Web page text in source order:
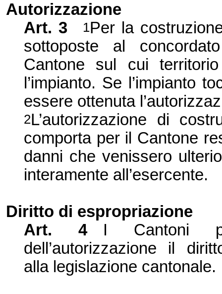
Autorizzazione
Art. 3
1Per la
sottoposte al
Cantone sul cui
l’impianto. Se l’impianto
essere ottenuta
2L’autorizzazione di
comporta per il Cantone
danni che venissero
interamente all’esercente.
Diritto di espropriazione
Art. 4
I Cantoni
dell’autorizzazione il
alla legislazione cantonale.